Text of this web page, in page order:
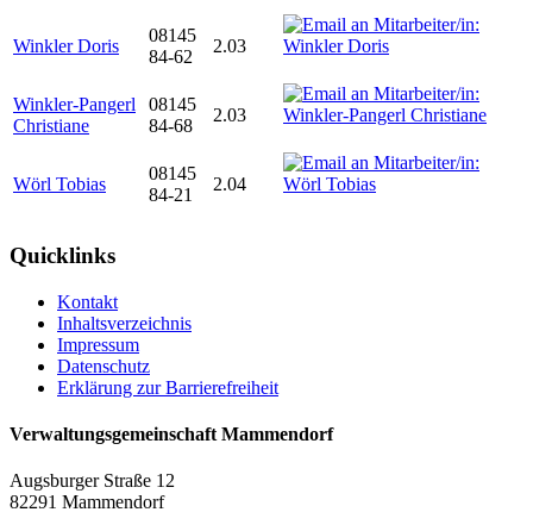
Winkler Doris
08145
84-62
2.03
Winkler-Pangerl
Christiane
08145
84-68
2.03
Wörl Tobias
08145
84-21
2.04
Quicklinks
Kontakt
Inhaltsverzeichnis
Impressum
Datenschutz
Erklärung zur Barrierefreiheit
Verwaltungsgemeinschaft Mammendorf
Augsburger Straße 12
82291 Mammendorf